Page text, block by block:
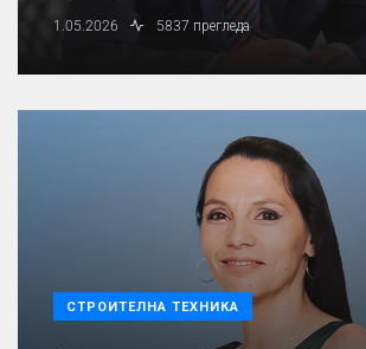
1.05.2026 5837 прегледа
СТРОИТЕЛНА ТЕХНИКА